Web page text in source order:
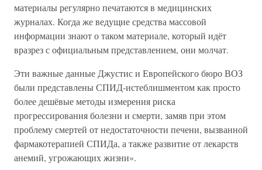
материалы регулярно печатаются в медицинских
журналах. Когда же ведущие средства массовой
информации знают о таком материале, который идёт
вразрез с официальным представлением, они молчат.
Эти важные данные Джустис и Европейского бюро ВОЗ
были представлены СПИД-истеблишментом как просто
более дешёвые методы измерения риска
прогрессирования болезни и смерти, замяв при этом
проблему смертей от недостаточности печени, вызванной
фармакотерапией СПИДа, а также развитие от лекарств
анемий, угрожающих жизни».